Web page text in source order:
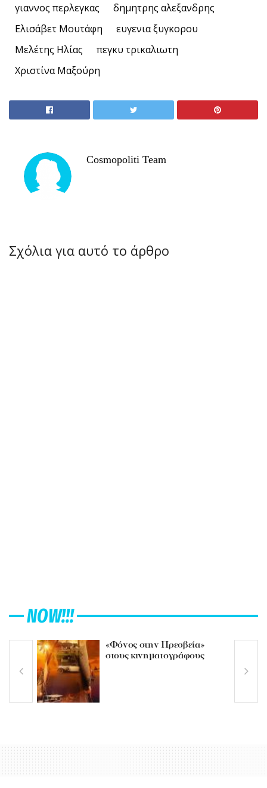
γιαννος περλεγκας
δημητρης αλεξανδρης
Ελισάβετ Μουτάφη
ευγενια ξυγκορου
Μελέτης Ηλίας
πεγκυ τρικαλιωτη
Χριστίνα Μαξούρη
Cosmopoliti Team
Σχόλια για αυτό το άρθρο
NOW!!!
«Φόνος στην Πρεσβεία»
στους κινηματογράφους